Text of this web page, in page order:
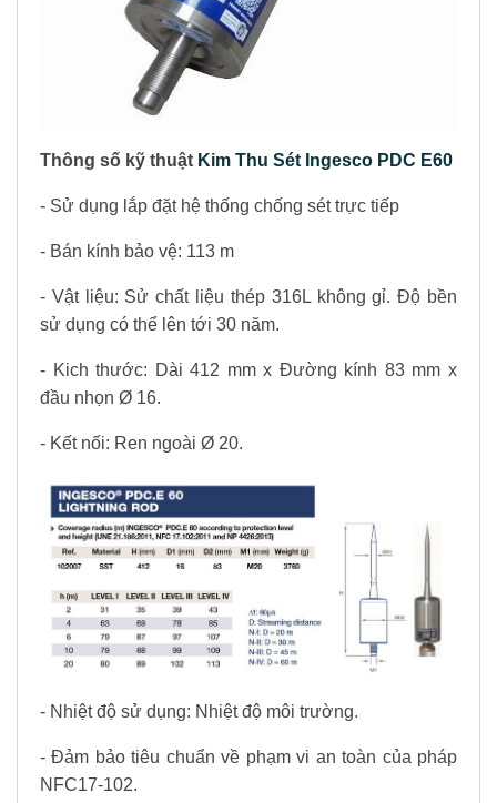
Thông số kỹ thuật Kim Thu Sét Ingesco PDC E60
- Sử dụng lắp đặt hệ thống chống sét trực tiếp
- Bán kính bảo vệ: 113 m
- Vật liệu: Sử chất liệu thép 316L không gỉ. Độ bền
sử dụng có thể lên tới 30 năm.
- Kich thước: Dài 412 mm x Đường kính 83 mm x
đầu nhọn Ø 16.
- Kết nối: Ren ngoài Ø 20.
- Nhiệt độ sử dụng: Nhiệt độ môi trường.
- Đảm bảo tiêu chuẩn về phạm vi an toàn của pháp
NFC17-102.